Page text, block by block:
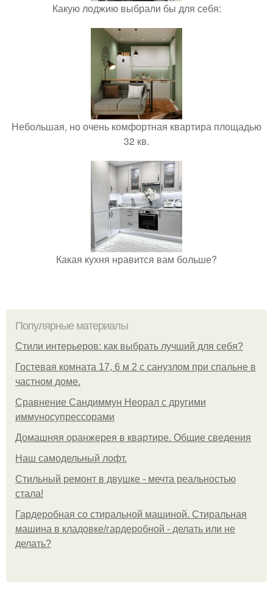
Какую лоджию выбрали бы для себя:
Небольшая, но очень комфортная квартира площадью
32 кв.
Какая кухня нравится вам больше?
Популярные материалы
Стили интерьеров: как выбрать лучший для себя?
Гостевая комната 17, 6 м 2 с санузлом при спальне в
частном доме.
Сравнение Сандиммун Неорал с другими
иммуносупрессорами
Домашняя оранжерея в квартире. Общие сведения
Наш самодельный лофт.
Стильный ремонт в двушке - мечта реальностью
стала!
Гардеробная со стиральной машиной. Стиральная
машина в кладовке/гардеробной - делать или не
делать?